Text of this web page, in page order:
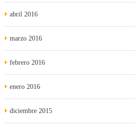
abril 2016
marzo 2016
febrero 2016
enero 2016
diciembre 2015